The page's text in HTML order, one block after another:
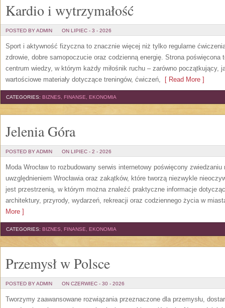
Kardio i wytrzymałość
POSTED BY ADMIN ON LIPIEC - 3 - 2026
Sport i aktywność fizyczna to znacznie więcej niż tylko regularne
zdrowie, dobre samopoczucie oraz codzienną energię. Strona poświęcona
centrum wiedzy, w którym każdy miłośnik ruchu – zarówno początkujący,
wartościowe materiały dotyczące treningów, ćwiczeń, [ Read More ]
CATEGORIES: BIZNES, FINANSE, EKONOMIA
Jelenia Góra
POSTED BY ADMIN ON LIPIEC - 2 - 2026
Moda Wrocław to rozbudowany serwis internetowy poświęcony
uwzględnieniem Wrocławia oraz zakątków, które tworzą niezwykle
jest przestrzenią, w którym można znaleźć praktyczne informacje
architektury, przyrody, wydarzeń, rekreacji oraz codziennego życia w
More ]
CATEGORIES: BIZNES, FINANSE, EKONOMIA
Przemysł w Polsce
POSTED BY ADMIN ON CZERWIEC - 30 - 2026
Tworzymy zaawansowane rozwiązania przeznaczone dla przemysłu,